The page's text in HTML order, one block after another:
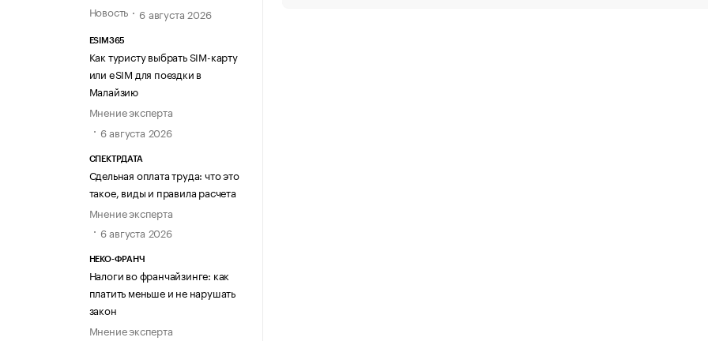
Новость
6 августа 2026
ESIM365
Как туристу выбрать SIM-карту
или eSIM для поездки в
Малайзию
Мнение эксперта
6 августа 2026
СПЕКТРДАТА
Сдельная оплата труда: что это
такое, виды и правила расчета
Мнение эксперта
6 августа 2026
НЕКО-ФРАНЧ
Налоги во франчайзинге: как
платить меньше и не нарушать
закон
Мнение эксперта